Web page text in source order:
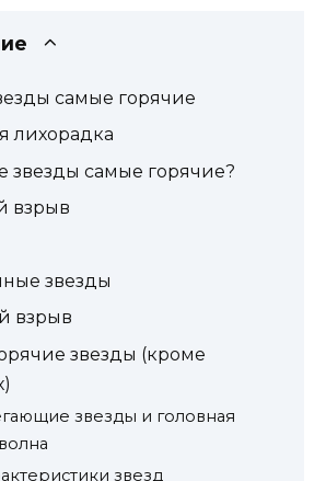
самые горячие
лихорадка
звезды самые горячие?
взрыв
звезды
взрыв
звезды (кроме
звезды и головная
звезд